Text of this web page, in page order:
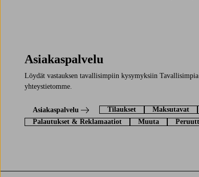
Asiakaspalvelu
Löydät vastauksen tavallisimpiin kysymyksiin
yhteystietomme.
Asiakaspalvelu Tilaukset Maksutavat
Palautukset & Reklamaatiot
Muuta